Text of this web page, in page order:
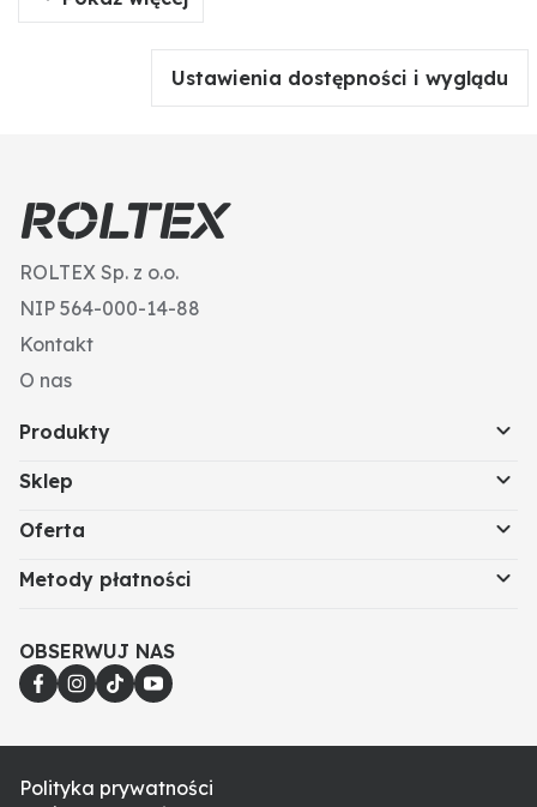
Masa (g): 195
Ustawienia dostępności i wyglądu
ROLTEX Sp. z o.o.
NIP 564-000-14-88
Kontakt
O nas
Produkty
Sklep
Oferta
Metody płatności
OBSERWUJ NAS
Polityka prywatności